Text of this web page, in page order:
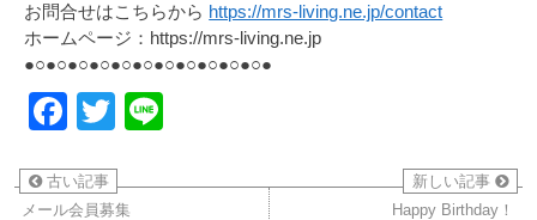
お問合せはこちらから https://mrs-living.ne.jp/contact
ホームページ：https://mrs-living.ne.jp
●○●○●○●○●○●○●○●○●○●○●○●
Facebook
Twitter
古い記事
メール会員募集
新しい記事
Happy Birthday！